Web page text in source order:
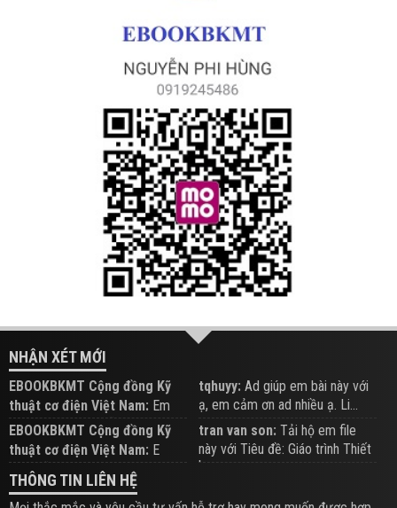
NHẬN XÉT MỚI
EBOOKBKMT Cộng đồng Kỹ
thuật cơ điện Việt Nam: Em
đăng trên Group hỗ trợ nhé
tqhuyy: Ad giúp em bài này với
ạ, em cảm ơn ad nhiều ạ. Li...
EBOOKBKMT Cộng đồng Kỹ
thuật cơ điện Việt Nam: E
xem hỗ trợ trên Group
tran van son: Tải hộ em file
này với Tiêu đề: Giáo trình Thiết
b...
THÔNG TIN LIÊN HỆ